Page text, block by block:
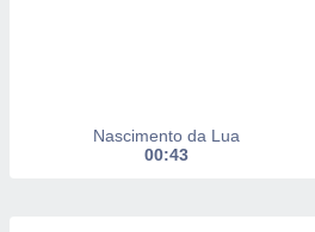
Nascimento da Lua
00:43